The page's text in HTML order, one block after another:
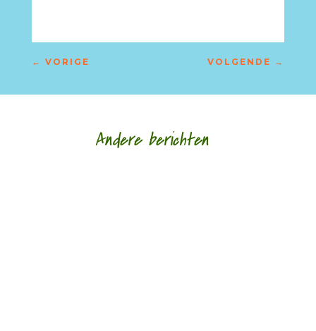
← VORIGE VOLGENDE →
Andere berichten